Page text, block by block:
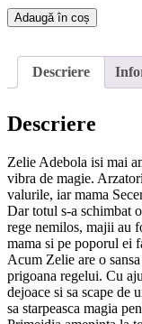
Cantitate
Urmașii
sânge
1_Zestrea
Adaugă în coș
Descriere
Descriere
Zelie Adebola isi mai
vibra de magie.
valurile, iar mama
Dar totul s-a schimbat
rege nemilos, majii au
mama si pe poporul ei
Acum Zelie are o
prigoana regelui. Cu
dejoace si sa scape de
sa starpeasca magia